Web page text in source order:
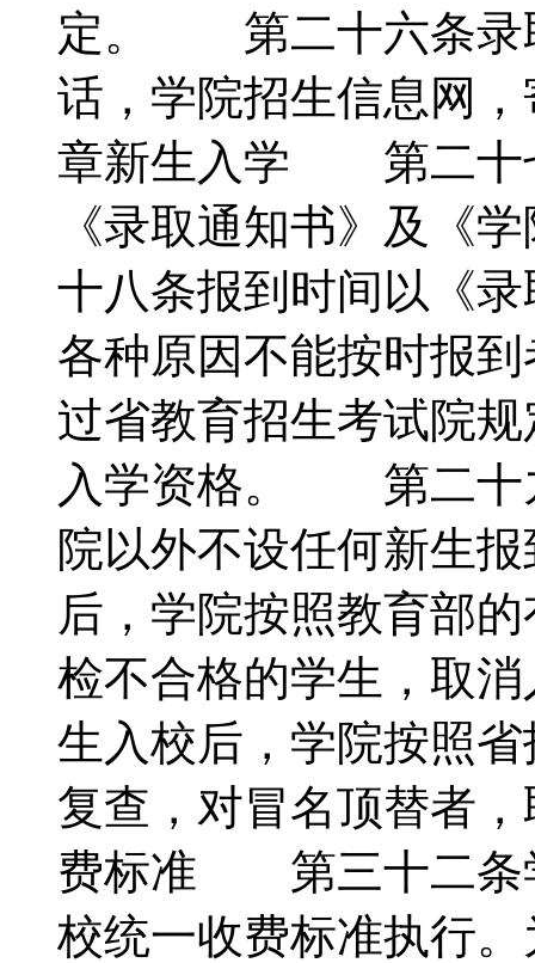
定。 第二十六条录
话，学院招生信息网
章新生入学 第二十
《录取通知书》及
十八条报到时间以《
各种原因不能按时报
过省教育招生考试院
入学资格。 第二十
院以外不设任何新生
后，学院按照教育部
检不合格的学生，取
生入校后，学院按照
复查，对冒名顶替者
费标准 第三十二条
校统一收费标准执行